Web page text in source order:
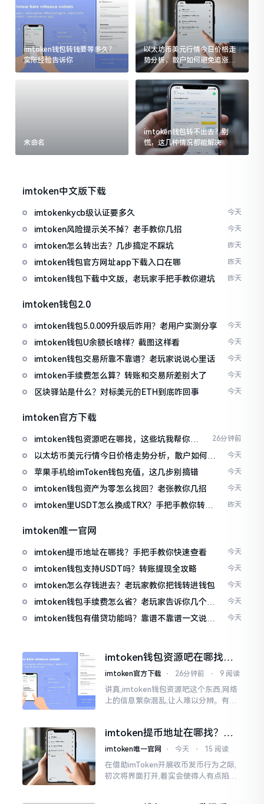
imtoken钱包转钱要等多久？
实际经验告诉你
以太坊币美元行情今日价格走
势分析，散户如何避免追涨杀
跌被套牢
未命名
imtoken钱包转不出去？别
慌，这几种情况都能解决
imtoken中文版下载
imtokenkycb级认证要多久 今天
imtoken风险提示关不掉？老手教你几招 今天
imtoken怎么转出去？几步搞定不踩坑 昨天
imtoken钱包官方网址app下载入口在哪 昨天
imtoken钱包下载中文版，老玩家手把手教你避坑 昨天
imtoken钱包2.0
imtoken钱包5.0.009升级后咋用？老用户实测分享 今天
imtoken钱包U余额长啥样？截图这样看 今天
imtoken钱包交易所靠不靠谱？老玩家说说心里话 今天
imtoken手续费怎么算？转账和交易所差别大了 今天
区块驿站是什么？对标美元的ETH到底咋回事 今天
imtoken官方下载
imtoken钱包资源吧在哪找，这些坑我帮你趟
过
26分钟前
以太坊币美元行情今日价格走势分析，散户如何避
免追涨杀跌被套牢
今天
苹果手机给imToken钱包充值，这几步别搞错 今天
imtoken钱包资产为零怎么找回？老张教你几招 今天
imtoken里USDT怎么换成TRX？手把手教你转成
昨天
imtoken唯一官网
imtoken提币地址在哪找？手把手教你快速查看 今天
imtoken钱包支持USDT吗？转账提现全攻略 今天
imtoken怎么存钱进去？老玩家教你把钱转进钱包 今天
imtoken钱包手续费怎么省？老玩家告诉你几个实
在招
今天
imtoken钱包有借贷功能吗？靠谱不靠谱一文说清
今天
imtoken钱包资源吧在哪找，
这些坑我帮你趟过
imtoken官方下载 ⋅ 26分钟前 ⋅ 9 阅读
讲真,imtoken钱包资源吧这个东西,网络
上的信息繁杂混乱,让人难以分辨。有的
imtoken提币地址在哪找？手
把手教你快速查看
imtoken唯一官网 ⋅ 今天 ⋅ 15 阅读
在借助imToken开展收币发币行为之际,
初次将界面打开,着实会使得人有点陷入